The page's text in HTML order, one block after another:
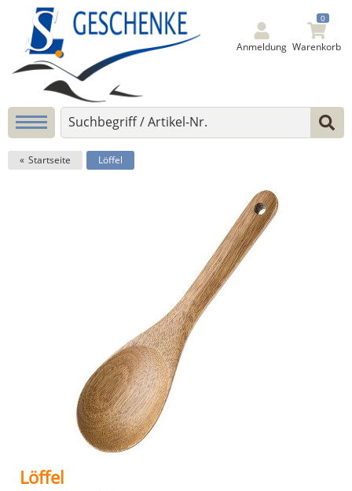
Anmeldung
0
Warenkorb
Startseite Löffel
Löffel